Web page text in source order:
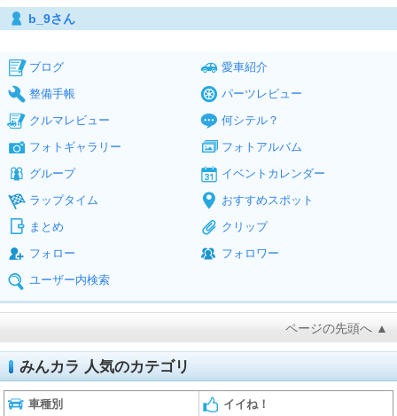
b_9さん
ブログ
愛車紹介
整備手帳
パーツレビュー
クルマレビュー
何シテル？
フォトギャラリー
フォトアルバム
グループ
イベントカレンダー
ラップタイム
おすすめスポット
まとめ
クリップ
フォロー
フォロワー
ユーザー内検索
ページの先頭へ ▲
みんカラ 人気のカテゴリ
車種別 イイね！